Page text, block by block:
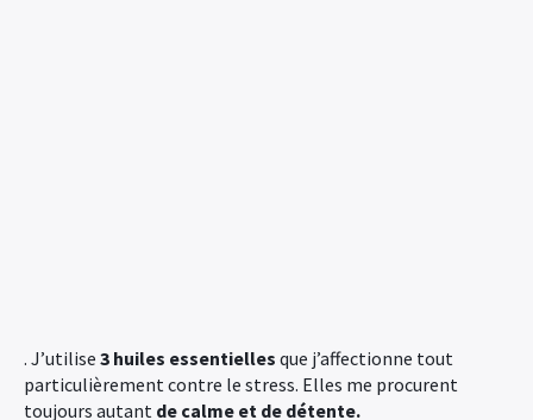
. J’utilise 3 huiles essentielles que j’affectionne tout
particulièrement contre le stress. Elles me procurent
toujours autant de calme et de détente.